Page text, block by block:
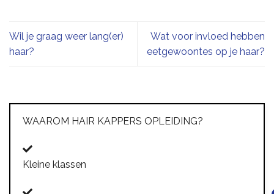
Wil je graag weer lang(er)
haar?
Wat voor invloed hebben
eetgewoontes op je haar?
WAAROM HAIR KAPPERS OPLEIDING?
Kleine klassen